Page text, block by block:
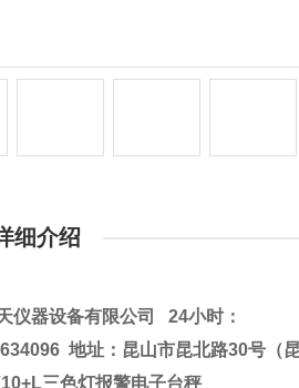
细介绍
仪器设备有限公司
24小时：
地址：昆山市昆北路30号（
三色灯报警电子台秤